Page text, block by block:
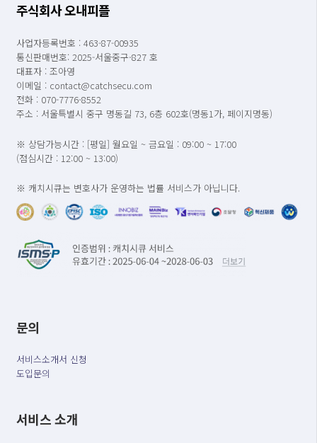
주식회사 오내피플
사업자등록번호 : 463-87-00935
통신판매번호: 2025-서울중구-827 호
대표자 : 조아영
이메일 : contact@catchsecu.com
전화 : 070-7776-8552
주소 : 서울특별시 중구 명동길 73, 6층 602호(명동1가, 페이지명동)
※ 상담가능시간 : [평일] 월요일 ~ 금요일 : 09:00 ~ 17:00
(점심시간 : 12:00 ~ 13:00)
※ 캐치시큐는 변호사가 운영하는 법률 서비스가 아닙니다.
문의
서비스소개서 신청
도입문의
서비스 소개